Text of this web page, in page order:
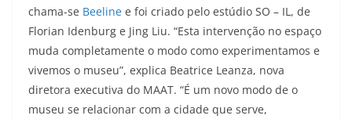
chama-se Beeline e foi criado pelo estúdio SO – IL, de
Florian Idenburg e Jing Liu. “Esta intervenção no espaço
muda completamente o modo como experimentamos e
vivemos o museu”, explica Beatrice Leanza, nova
diretora executiva do MAAT. “É um novo modo de o
museu se relacionar com a cidade que serve,